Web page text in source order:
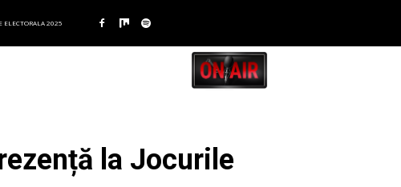
ELECTORALA 2025
la Jocurile